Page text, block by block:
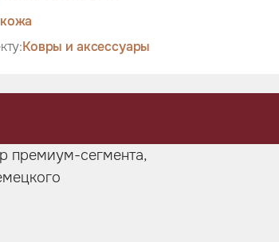
Ковры и аксессуары
премиум-сегмента,